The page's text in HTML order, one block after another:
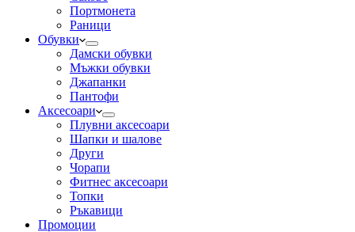
Портмонета
Раници
Обувки
Дамски обувки
Мъжки обувки
Джапанки
Пантофи
Аксесоари
Плувни аксесоари
Шапки и шалове
Други
Чорапи
Фитнес аксесоари
Топки
Ръкавици
Промоции